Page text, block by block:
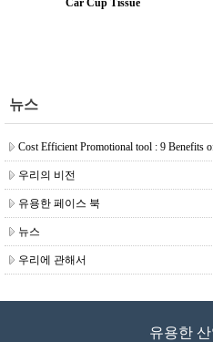
Car Cup Tissue
뉴스
우리의 비전
유용한 페이스 북
뉴스
우리에 관해서
유용한